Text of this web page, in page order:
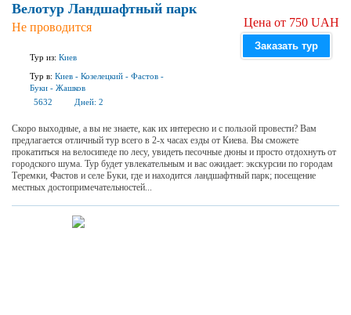
Велотур Ландшафтный парк
Не проводится
Тур из: Киев
Тур в: Киев - Козелецкий - Фастов -
Буки - Жашков
5632
Дней: 2
Цена от 750 UAH
Заказать тур
Скоро выходные, а вы не знаете, как их интересно и с пользой провести? Вам
предлагается отличный тур всего в 2-х часах езды от Киева. Вы сможете
прокатиться на велосипеде по лесу, увидеть песочные дюны и просто отдохнуть от
городского шума. Тур будет увлекательным и вас ожидает: экскурсии по городам
Теремки, Фастов и селе Буки, где и находится ландшафтный парк; посещение
местных достопримечательностей...